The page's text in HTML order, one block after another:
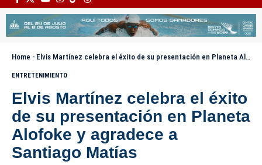
Home - Elvis Martínez celebra el éxito de su presentación en Planeta Alofoke y agradece a Santiago Matías
ENTRETENIMIENTO
Elvis Martínez celebra el éxito
de su presentación en Planeta
Alofoke y agradece a
Santiago Matías